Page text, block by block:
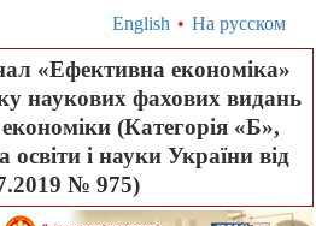
English • На русском
«Ефективна економіка»
наукових фахових видань
(Категорія «Б»,
освіти і науки України від
№ 975)